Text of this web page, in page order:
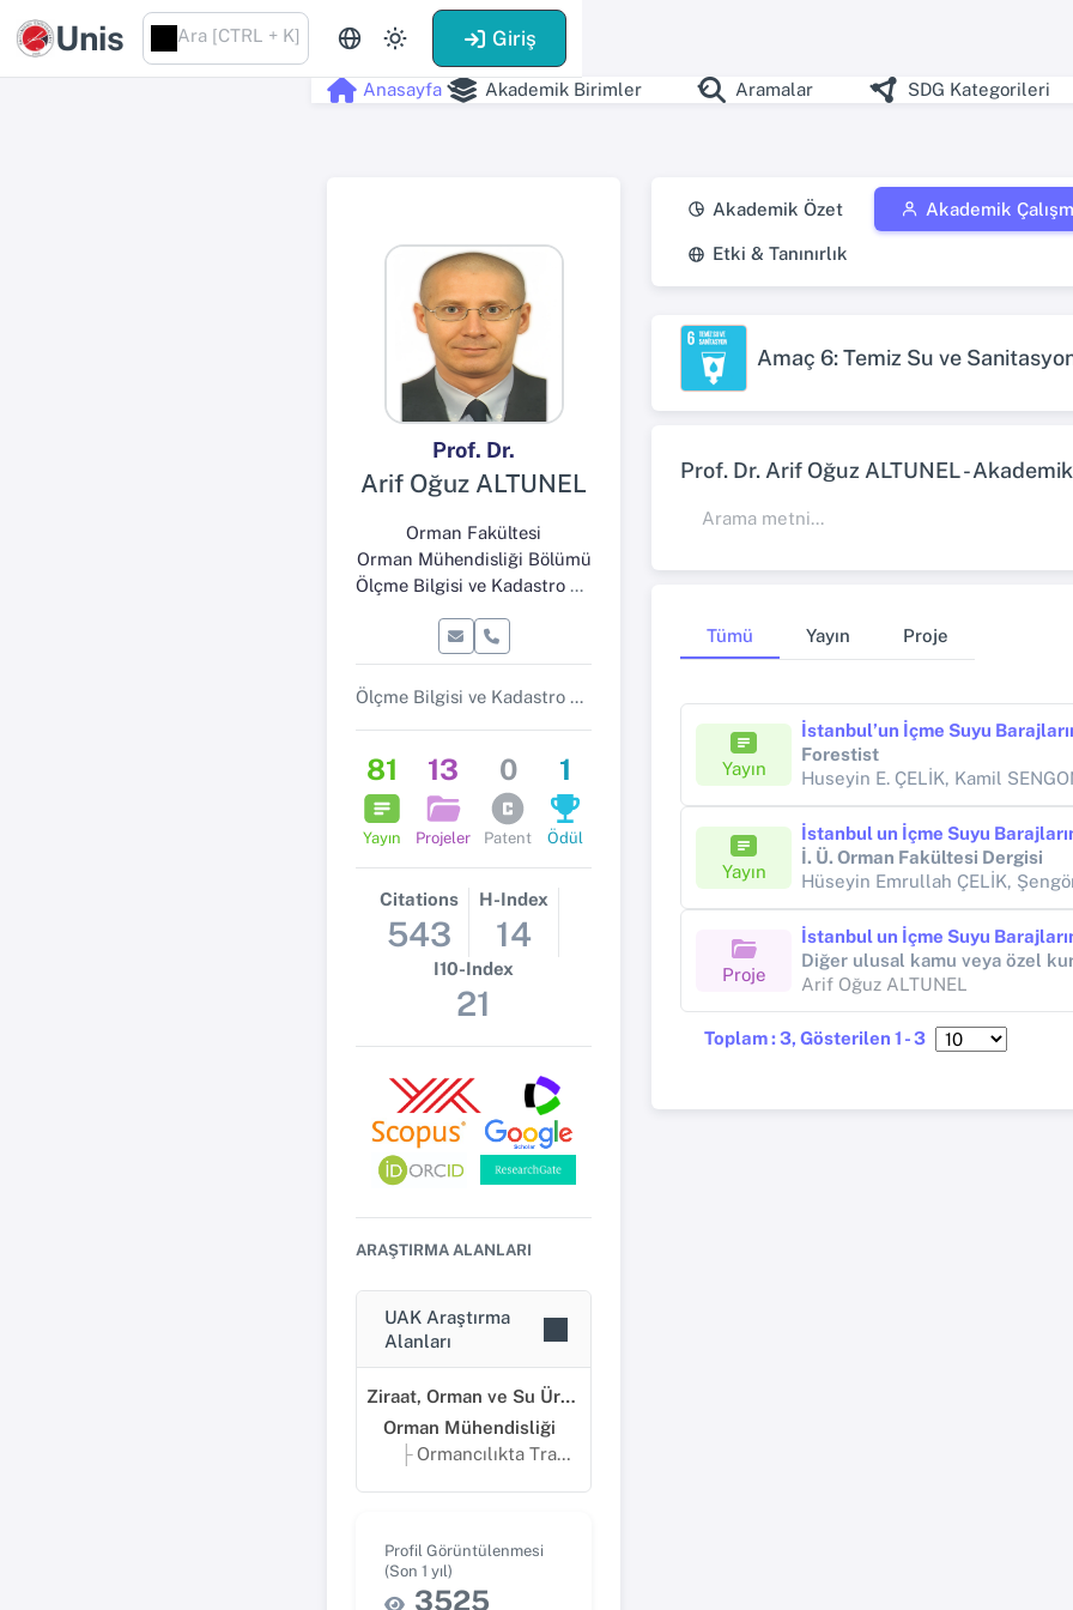
Unis Ara [CTRL + K] Giriş
Anasayfa Akademik Birimler Aramalar SDG Kategorileri
Prof. Dr.
Arif Oğuz ALTUNEL
Orman Fakültesi
Orman Mühendisliği Bölümü
Ölçme Bilgisi ve Kadastro Anabilim Dalı
Ölçme Bilgisi ve Kadastro Anabilim Dalı Başkanı
81
Yayın
13
Projeler
0
Patent
1
Ödül
Citations
543
H-Index
14
I10-Index
21
ARAŞTIRMA ALANLARI
UAK Araştırma
Alanları
Ziraat, Orman ve Su Ürünleri
Orman Mühendisliği
Ormancılıkta Transport, Ölçme ve Bilgi Teknolojileri
Profil Görüntülenmesi
(Son 1 yıl)
3525
Akademik Özet Akademik
Etki & Tanınırlık
Amaç 6: Temiz Su ve
Prof. Dr. Arif Oğuz ALTUNEL -
Tümü Yayın Proje
Yayın
Forestist
Yayın
İ. Ü. Orman Fakültesi Dergisi
Proje
Arif Oğuz ALTUNEL
Toplam : 3, Gösterilen 1 - 3